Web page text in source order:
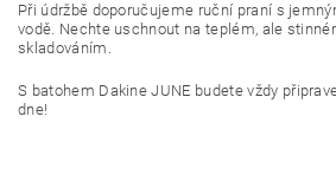
Při údržbě doporučujeme ruční praní s
vodě. Nechte uschnout na teplém, ale
skladováním.
S batohem Dakine JUNE budete vždy
dne!